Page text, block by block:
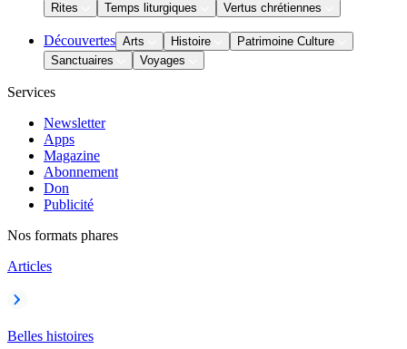
Rites
Temps liturgiques Vertus chrétiennes
Découvertes Arts Histoire
Patrimoine Culture
Sanctuaires
Voyages
Services
Newsletter
Apps
Magazine
Abonnement
Don
Publicité
Nos formats phares
Articles
Belles histoires